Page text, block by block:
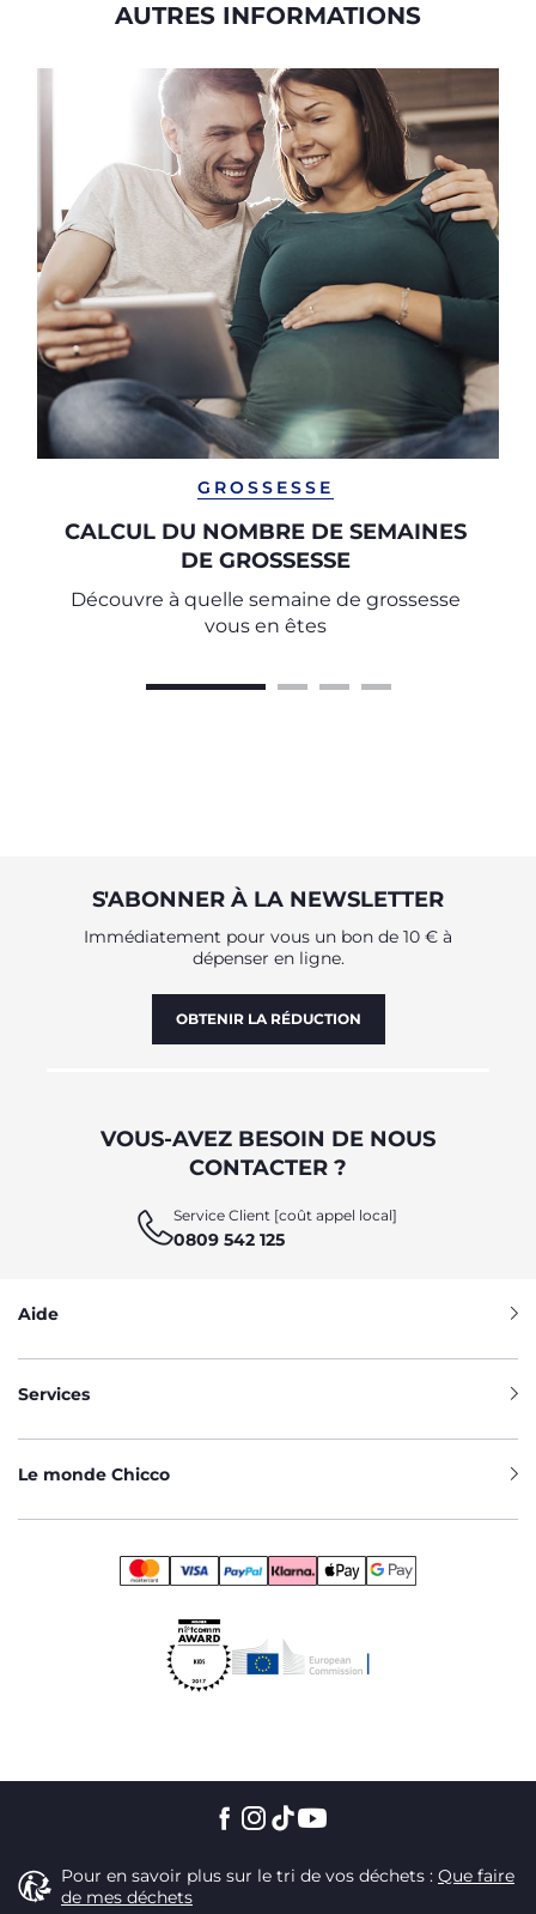
AUTRES INFORMATIONS
GROSSESSE
CALCUL DU NOMBRE DE SEMAINES
DE GROSSESSE
Découvre à quelle semaine de grossesse
vous en êtes
S'ABONNER À LA NEWSLETTER
Immédiatement pour vous un bon de 10 € à
dépenser en ligne.
OBTENIR LA RÉDUCTION
VOUS-AVEZ BESOIN DE NOUS
CONTACTER ?
Service Client [coût appel local]
0809 542 125
Aide
Services
Le monde Chicco
Pour en savoir plus sur le tri de vos déchets : Que faire
de mes déchets